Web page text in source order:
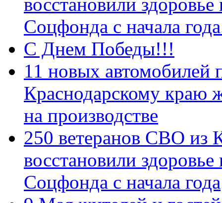
Соцфонда с начала
С Днем Победы!!!
11 новых автомобилей
Краснодарскому краю
на производстве
250 ветеранов СВО из
восстановили
Соцфонда с начала года